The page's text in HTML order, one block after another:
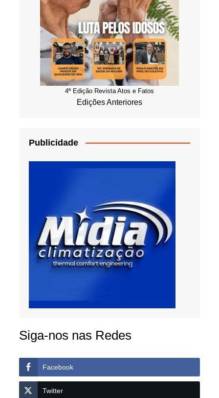
4ª Edição Revista Atos e Fatos
Edições Anteriores
Publicidade
Siga-nos nas Redes
Facebook
Twitter